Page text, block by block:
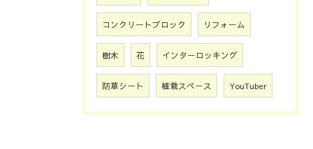
コンクリートブロック リフォーム
樹木 花 インターロッキング
防草シート 植栽スペース YouTuber